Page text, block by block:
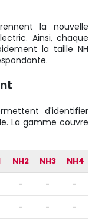
la nouvelle
Ainsi, chaque
la taille NH
d'identifier
La gamme couvre
NH2 NH3 NH4
- - -
- - -